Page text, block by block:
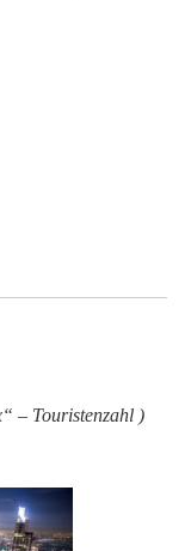
– Touristenzahl )